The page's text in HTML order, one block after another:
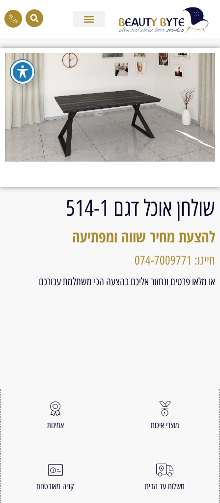
שולחן אוכל דגם 514-1
להצעת מחיר שווה ומפתיעה
חייגו: 074-7009771
או מלאו פרטים ונחזור אליכם בהצעה הכי משתלמת עבורכם
מוצרי איכות אמינות
משלוח עד הבית קניה מאובטחת